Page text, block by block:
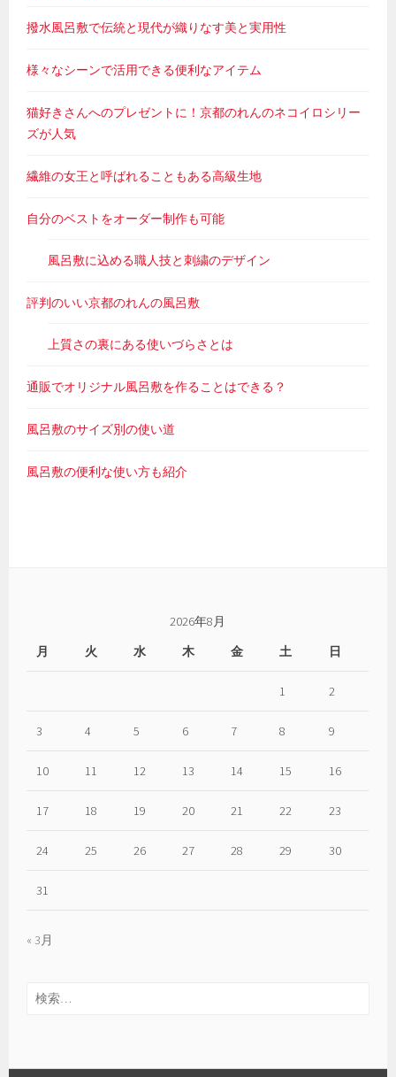
撥水風呂敷で伝統と現代が織りなす美と実用性
様々なシーンで活用できる便利なアイテム
猫好きさんへのプレゼントに！京都のれんのネコイロシリー
ズが人気
繊維の女王と呼ばれることもある高級生地
自分のベストをオーダー制作も可能
風呂敷に込める職人技と刺繍のデザイン
評判のいい京都のれんの風呂敷
上質さの裏にある使いづらさとは
通販でオリジナル風呂敷を作ることはできる？
風呂敷のサイズ別の使い道
風呂敷の便利な使い方も紹介
2026年8月
月
火 水 木 金 土 日
1 2
3 4 5 6 7 8 9
10 11 12 13 14 15 16
17 18 19 20 21 22 23
24 25 26 27 28 29 30
31
« 3月
検